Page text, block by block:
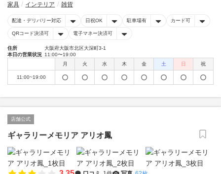
家具 インテリア 雑貨
配達・デリバリー対応 日祝OK 駐車場有 カード可
QRコード決済可 電子マネー決済可
住所
大阪府大阪市北区大深町3-1
本日の営業状況 11:00〜19:00
月
火 水 木 金 土 日 祝
11:00~19:00
店舗公式
ギャラリーメモリア アリオ鳳